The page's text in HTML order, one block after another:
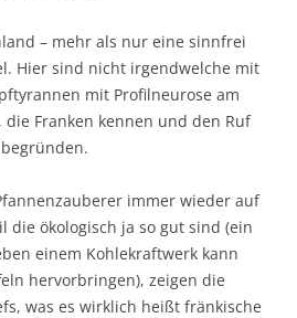
– mehr als nur eine sinnfrei
Hier sind nicht irgendwelche mit
mit Profilneurose am
die Franken kennen und den Ruf
immer wieder auf
die ökologisch ja so gut sind (ein
einem Kohlekraftwerk kann
hervorbringen), zeigen die
was es wirklich heißt fränkische